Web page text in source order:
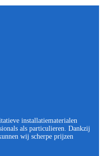
installatiematerialen
als particulieren. Dankzij
wij scherpe prijzen